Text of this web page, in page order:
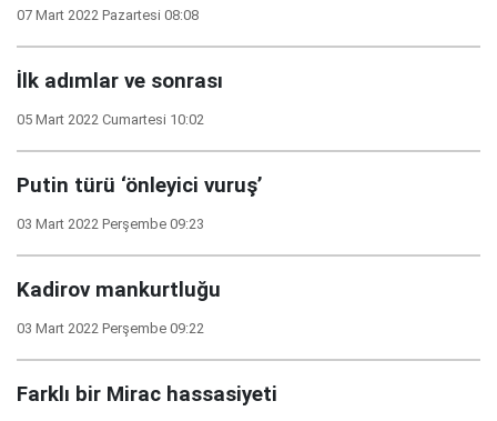
07 Mart 2022 Pazartesi 08:08
İlk adımlar ve sonrası
05 Mart 2022 Cumartesi 10:02
Putin türü ‘önleyici vuruş’
03 Mart 2022 Perşembe 09:23
Kadirov mankurtluğu
03 Mart 2022 Perşembe 09:22
Farklı bir Mirac hassasiyeti